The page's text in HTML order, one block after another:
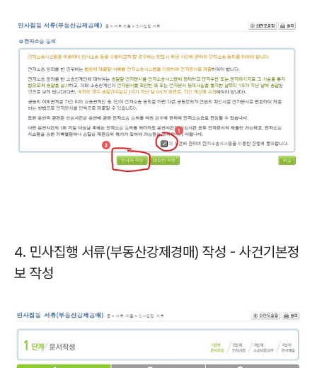
4. 민사집행 서류(부동산강제경매) 작성 - 사건기본정
보 작성